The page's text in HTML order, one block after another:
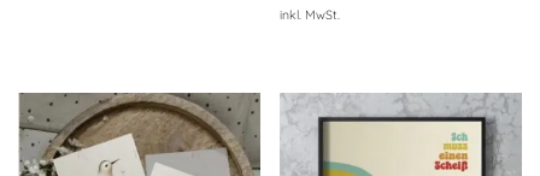
inkl. MwSt.